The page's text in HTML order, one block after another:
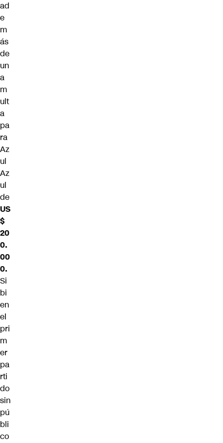
ad
e
m
ás
de
un
a
m
ult
a
pa
ra
Az
ul
Az
ul
de
US
$
20
0.
00
0.
Si
bi
en
el
pri
m
er
pa
rti
do
sin
pú
bli
co